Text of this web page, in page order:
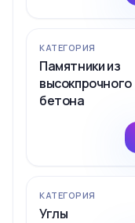
КАТЕГОРИЯ
Памятники из
высокпрочного
бетона
КАТЕГОРИЯ
Углы